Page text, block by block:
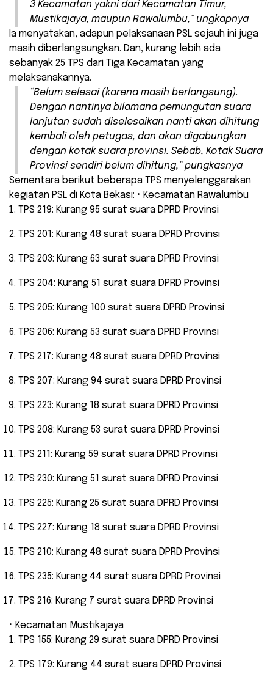
3 Kecamatan yakni dari Kecamatan Timur,
Mustikajaya, maupun Rawalumbu,” ungkapnya
Ia menyatakan, adapun pelaksanaan PSL sejauh ini juga
masih diberlangsungkan. Dan, kurang lebih ada
sebanyak 25 TPS dari Tiga Kecamatan yang
melaksanakannya.
“Belum selesai (karena masih berlangsung).
Dengan nantinya bilamana pemungutan suara
lanjutan sudah diselesaikan nanti akan dihitung
kembali oleh petugas, dan akan digabungkan
dengan kotak suara provinsi. Sebab, Kotak Suara
Provinsi sendiri belum dihitung,” pungkasnya
Sementara berikut beberapa TPS menyelenggarakan
kegiatan PSL di Kota Bekasi: • Kecamatan Rawalumbu
TPS 219: Kurang 95 surat suara DPRD Provinsi
TPS 201: Kurang 48 surat suara DPRD Provinsi
TPS 203: Kurang 63 surat suara DPRD Provinsi
TPS 204: Kurang 51 surat suara DPRD Provinsi
TPS 205: Kurang 100 surat suara DPRD Provinsi
TPS 206: Kurang 53 surat suara DPRD Provinsi
TPS 217: Kurang 48 surat suara DPRD Provinsi
TPS 207: Kurang 94 surat suara DPRD Provinsi
TPS 223: Kurang 18 surat suara DPRD Provinsi
TPS 208: Kurang 53 surat suara DPRD Provinsi
TPS 211: Kurang 59 surat suara DPRD Provinsi
TPS 230: Kurang 51 surat suara DPRD Provinsi
TPS 225: Kurang 25 surat suara DPRD Provinsi
TPS 227: Kurang 18 surat suara DPRD Provinsi
TPS 210: Kurang 48 surat suara DPRD Provinsi
TPS 235: Kurang 44 surat suara DPRD Provinsi
TPS 216: Kurang 7 surat suara DPRD Provinsi
• Kecamatan Mustikajaya
TPS 155: Kurang 29 surat suara DPRD Provinsi
TPS 179: Kurang 44 surat suara DPRD Provinsi